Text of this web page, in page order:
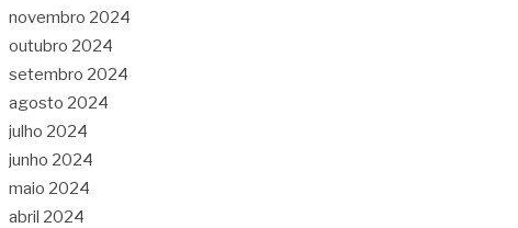
novembro 2024
outubro 2024
setembro 2024
agosto 2024
julho 2024
junho 2024
maio 2024
abril 2024